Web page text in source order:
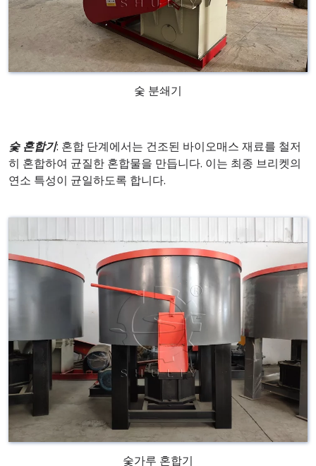
숯 분쇄기
숯 혼합기: 혼합 단계에서는 건조된 바이오매스 재료를 철저
히 혼합하여 균질한 혼합물을 만듭니다. 이는 최종 브리켓의
연소 특성이 균일하도록 합니다.
숯가루 혼합기